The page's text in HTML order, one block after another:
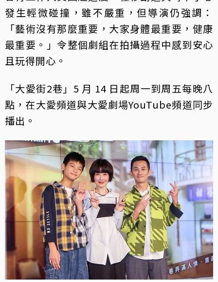
發生輕微碰撞，雖不嚴重，但導演仍強調：
「藝術沒有那麼重要，大家身體最重要，健康
最重要。」令整個劇組在拍攝過程中感到安心
且玩得開心。
「大愛街2巷」5 月 14 日起周一到周五每晚八
點，在大愛頻道與大愛劇場YouTube頻道同步
播出。